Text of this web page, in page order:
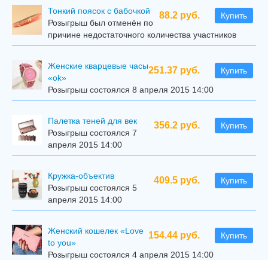
88.2 руб. Купить
Тонкий поясок с бабочкой
Розыгрыш был отменён по
причине недостаточного количества участников
251.37 руб. Купить
Женские кварцевые часы
«ok»
Розыгрыш состоялся 8 апреля 2015 14:00
356.2 руб. Купить
Палетка теней для век
Розыгрыш состоялся 7
апреля 2015 14:00
409.5 руб. Купить
Кружка-объектив
Розыгрыш состоялся 5
апреля 2015 14:00
154.44 руб. Купить
Женский кошелек «Love
to you»
Розыгрыш состоялся 4 апреля 2015 14:00